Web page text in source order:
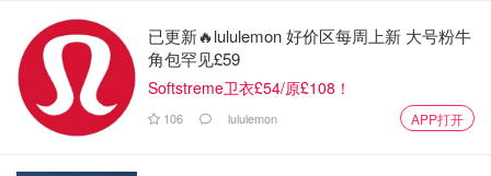
已更新🔥lululemon 好价区每周上新 大号粉牛
角包罕见£59
Softstreme卫衣£54/原£108！
106 lululemon APP打开